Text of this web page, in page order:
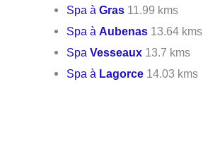
Spa àGras 11.99 kms
Spa àAubenas 13.64 kms
SpaVesseaux 13.7 kms
Spa à Lagorce 14.03 kms